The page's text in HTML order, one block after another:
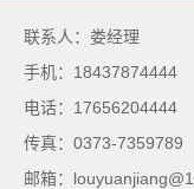
联系人：娄经理
手机：18437874444
电话：17656204444
传真：0373-7359789
邮箱：